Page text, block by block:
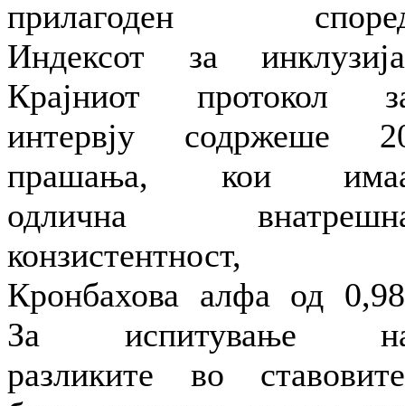
прилагоден
Индексот за
Крајниот протокол
интервју содржеше
прашања, кои
одлична
конзистентност,
Кронбахова алфа од
За испитување
разликите во